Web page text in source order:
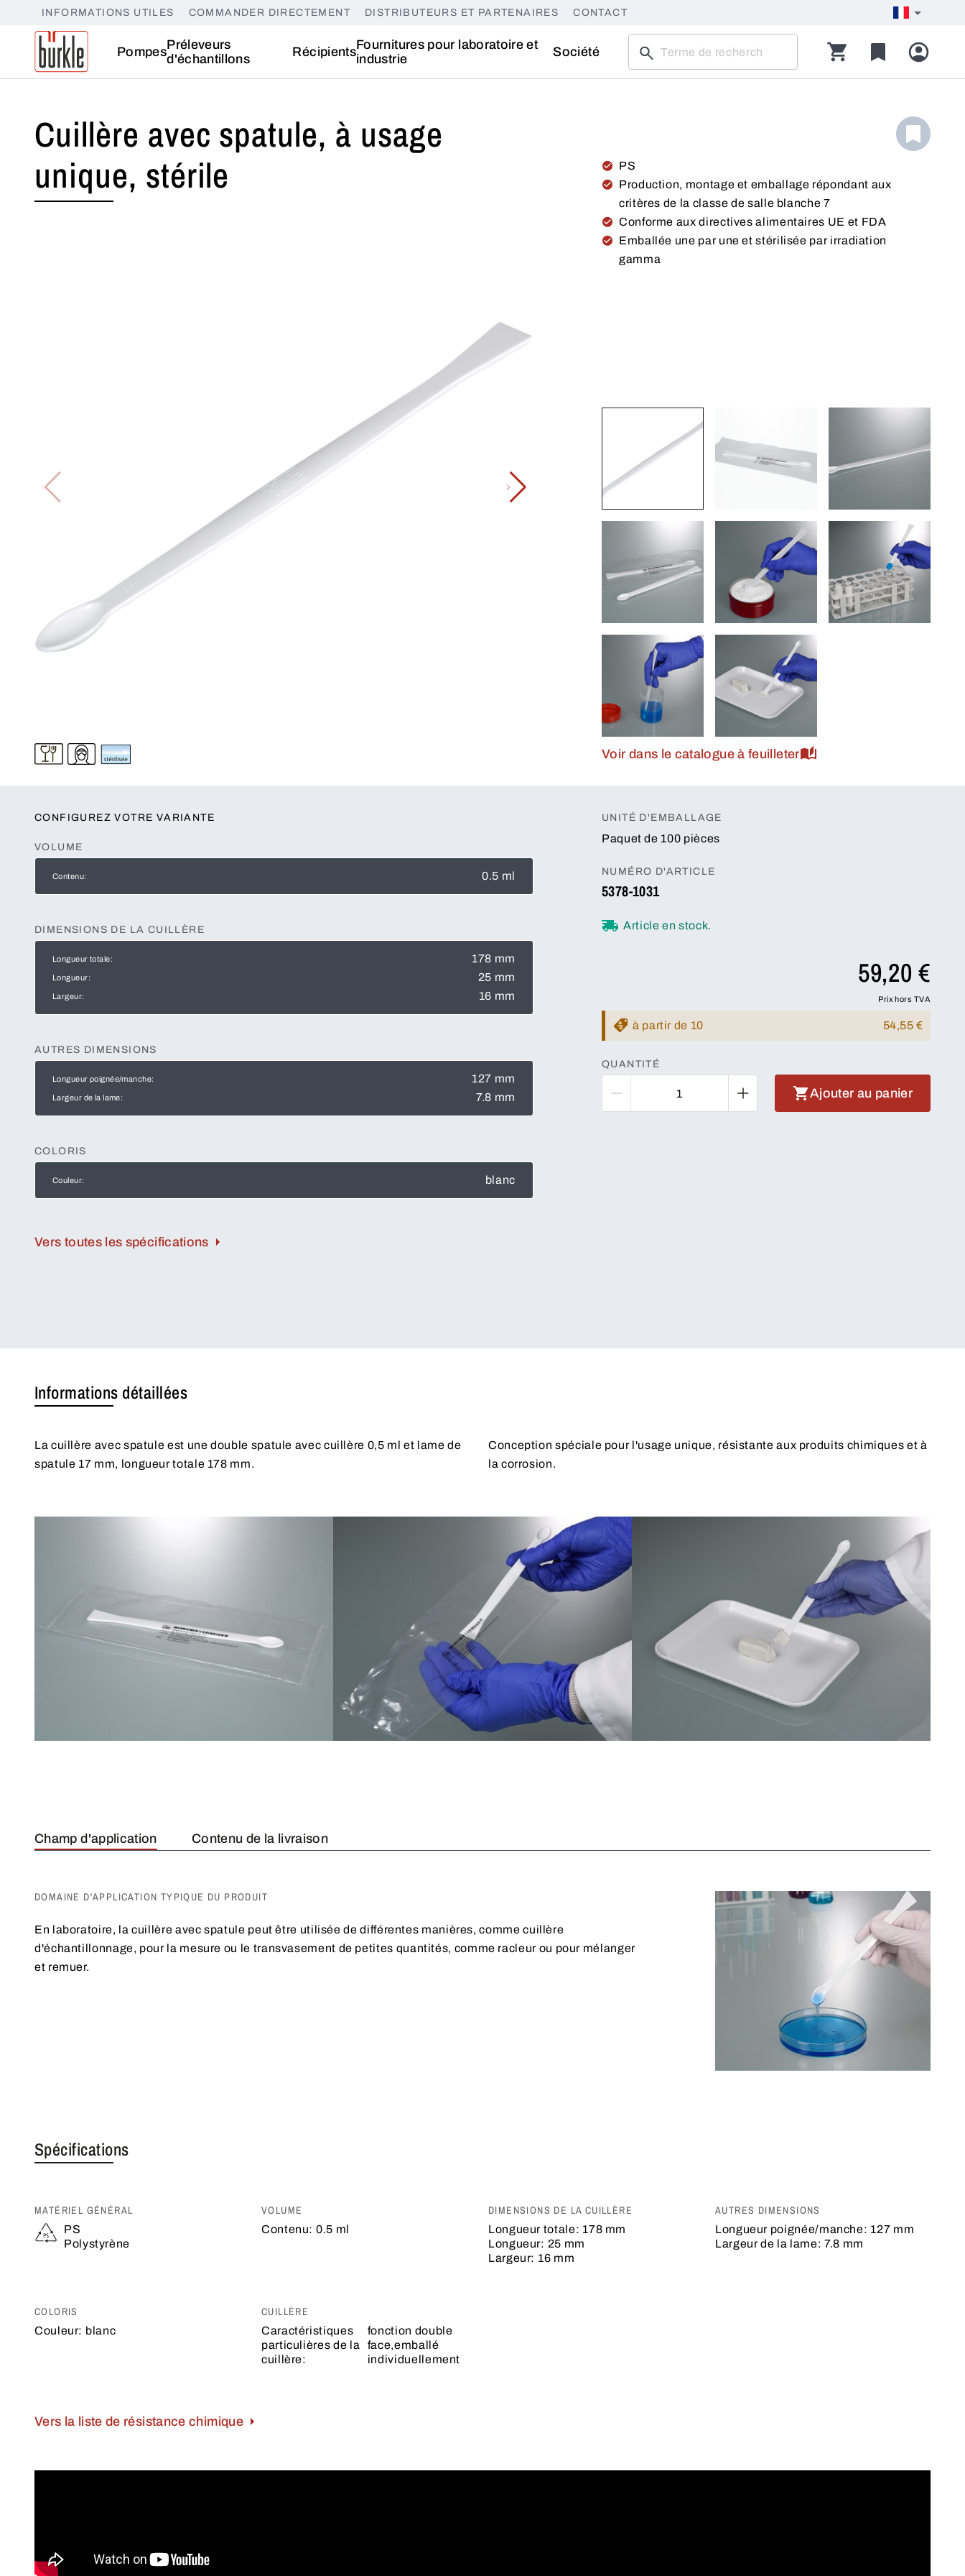
INFORMATIONS UTILES COMMANDER DIRECTEMENT DISTRIBUTEURS ET PARTENAIRES CONTACT
PompesPréleveurs
d'échantillons
RécipientsFournitures pour laboratoire et
industrie
Société
Cuillère avec spatule, à usage
unique, stérile
PS
Production, montage et emballage répondant aux
critères de la classe de salle blanche 7
Conforme aux directives alimentaires UE et FDA
Emballée une par une et stérilisée par irradiation
gamma
Voir dans le catalogue à feuilleter
CONFIGUREZ VOTRE VARIANTE
VOLUME
Contenu: 0.5 ml
DIMENSIONS DE LA CUILLÈRE
Longueur totale: 178 mm
Longueur: 25 mm
Largeur: 16 mm
AUTRES DIMENSIONS
Longueur poignée/manche: 127 mm
Largeur de la lame: 7.8 mm
COLORIS
Couleur: blanc
Vers toutes les spécifications
UNITÉ D'EMBALLAGE
Paquet de 100 pièces
NUMÉRO D'ARTICLE
5378-1031
Article en stock.
59,20 €
Prix hors TVA
à partir de 10 54,55 €
QUANTITÉ
Ajouter au panier
Informations détaillées
La cuillère avec spatule est une double spatule avec cuillère 0,5 ml et lame de
spatule 17 mm, longueur totale 178 mm.
Conception spéciale pour l'usage unique, résistante aux produits chimiques et à
la corrosion.
Champ d'application Contenu de la livraison
DOMAINE D'APPLICATION TYPIQUE DU PRODUIT
En laboratoire, la cuillère avec spatule peut être utilisée de différentes manières, comme cuillère
d'échantillonnage, pour la mesure ou le transvasement de petites quantités, comme racleur ou pour mélanger
et remuer.
Spécifications
MATÉRIEL GÉNÉRAL
PS
Polystyrène
VOLUME
Contenu: 0.5 ml
DIMENSIONS DE LA CUILLÈRE
Longueur totale: 178 mm
Longueur: 25 mm
Largeur: 16 mm
AUTRES DIMENSIONS
Longueur poignée/manche: 127 mm
Largeur de la lame: 7.8 mm
COLORIS
Couleur: blanc
CUILLÈRE
Caractéristiques
particulières de la
cuillère:
fonction double
face,emballé
individuellement
Vers la liste de résistance chimique